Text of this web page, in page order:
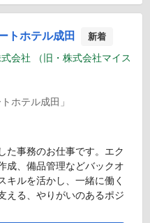
トホテル成田 新着
会社 （旧・株式会社マイス
ホテル成田」
た事務のお仕事です。エク
成、備品管理などバックオ
キルを活かし、一緒に働く
える、やりがいのあるポジ